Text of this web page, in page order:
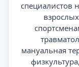
специалистов
мануальная